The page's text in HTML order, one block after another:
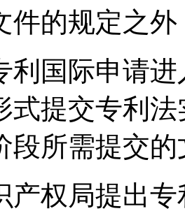
件的规定之
利国际申请
式提交专利
段所需提交的
产权局提出